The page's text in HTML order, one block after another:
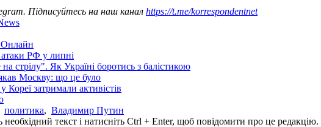
Підписуйтесь на наш канал https://t.me/korrespondentnet
Онлайн
РФ у липні
стрілу". Як Україні боротись з балістикою
Москву: що це було
затримали активістів
политика, Владимир Путин
текст і натисніть Ctrl + Enter, щоб повідомити про це редакцію.